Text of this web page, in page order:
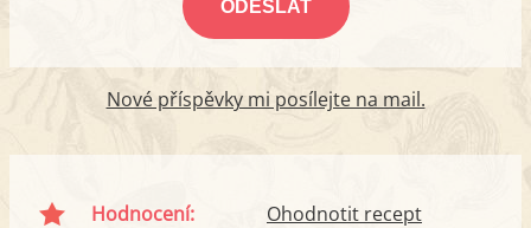
Nové příspěvky mi posílejte na mail.
Hodnocení: Ohodnotit recept